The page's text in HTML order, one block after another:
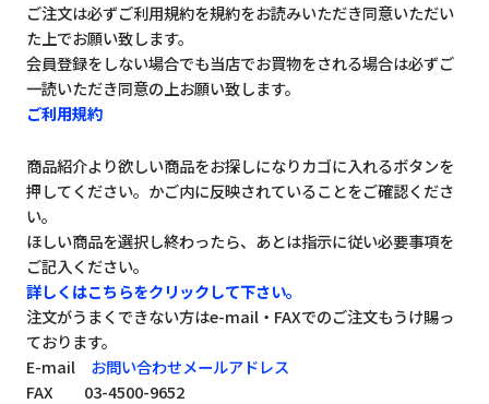
ご注文は必ずご利用規約を規約をお読みいただき同意いただい
た上でお願い致します。
会員登録をしない場合でも当店でお買物をされる場合は必ずご
一読いただき同意の上お願い致します。
ご利用規約
商品紹介より欲しい商品をお探しになりカゴに入れるボタンを
押してください。かご内に反映されていることをご確認くださ
い。
ほしい商品を選択し終わったら、あとは指示に従い必要事項を
ご記入ください。
詳しくはこちらをクリックして下さい。
注文がうまくできない方はe-mail・FAXでのご注文もうけ賜っ
ております。
E-mail お問い合わせメールアドレス
FAX 03-4500-9652